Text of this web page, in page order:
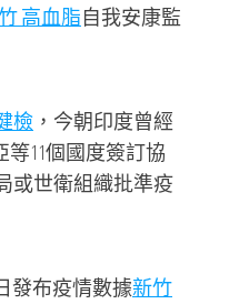
高血脂自我安康監
檢 ，今朝印度曾經
11個國度簽訂協
或世衛組織批準疫
發布疫情數據新竹